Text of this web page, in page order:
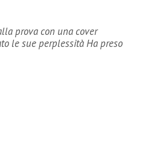
prova con una cover
le sue perplessità Ha preso